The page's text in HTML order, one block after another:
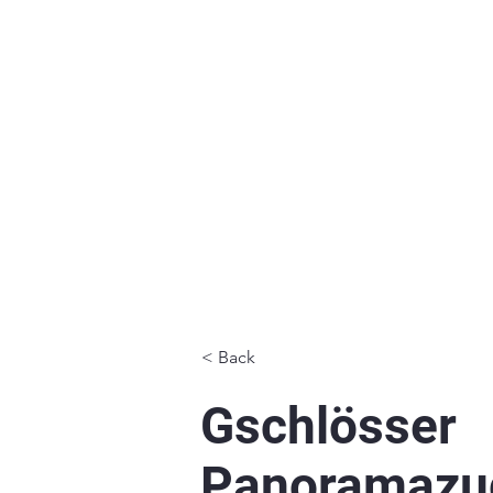
< Back
Gschlösser